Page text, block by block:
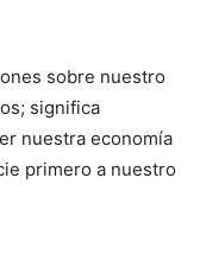
sobre nuestro
significa
nuestra economía
primero a nuestro